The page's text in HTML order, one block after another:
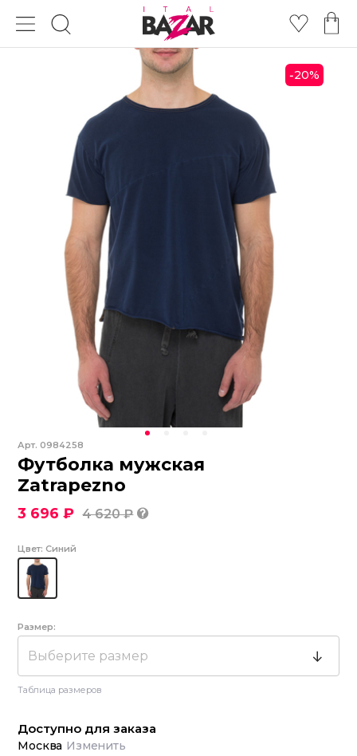
-20%
Арт.0984258
Футболка мужская
Zatrapezno
3 696 ₽ 4 620 ₽
Цвет: Синий
Размер:
Выберите размер
Таблица размеров
Доступно для заказа
Москва Изменить